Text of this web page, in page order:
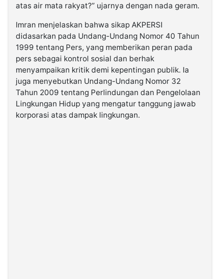
atas air mata rakyat?” ujarnya dengan nada geram.
Imran menjelaskan bahwa sikap AKPERSI
didasarkan pada Undang-Undang Nomor 40 Tahun
1999 tentang Pers, yang memberikan peran pada
pers sebagai kontrol sosial dan berhak
menyampaikan kritik demi kepentingan publik. Ia
juga menyebutkan Undang-Undang Nomor 32
Tahun 2009 tentang Perlindungan dan Pengelolaan
Lingkungan Hidup yang mengatur tanggung jawab
korporasi atas dampak lingkungan.